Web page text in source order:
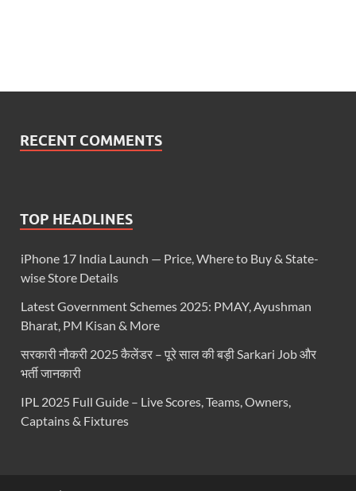
RECENT COMMENTS
TOP HEADLINES
iPhone 17 India Launch — Price, Where to Buy & State-
wise Store Details
Latest Government Schemes 2025: PMAY, Ayushman
Bharat, PM Kisan & More
सरकारी नौकरी 2025 कैलेंडर – पूरे साल की बड़ी Sarkari Job और
भर्ती जानकारी
IPL 2025 Full Guide – Live Scores, Teams, Owners,
Captains & Fixtures